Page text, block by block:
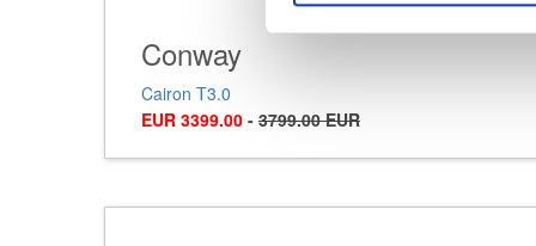
Conway
Cairon T3.0
EUR 3399.00 - 3799.00 EUR